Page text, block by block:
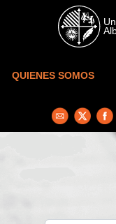
Skip to main content
QUIENES SOMOS